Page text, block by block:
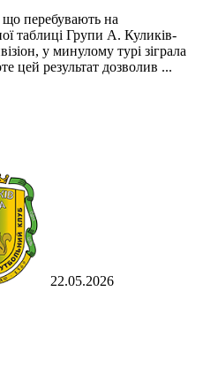
що перебувають на
таблиці Групи А. Куликів-
у минулому турі зіграла
цей результат дозволив ...
22.05.2026